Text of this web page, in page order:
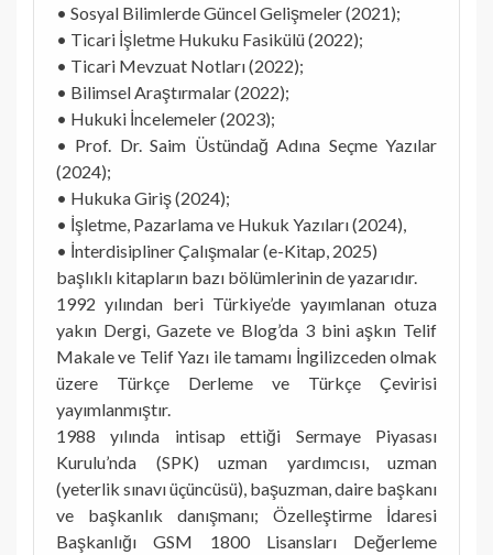
• Sosyal Bilimlerde Güncel Gelişmeler (2021);
• Ticari İşletme Hukuku Fasikülü (2022);
• Ticari Mevzuat Notları (2022);
• Bilimsel Araştırmalar (2022);
• Hukuki İncelemeler (2023);
• Prof. Dr. Saim Üstündağ Adına Seçme Yazılar
(2024);
• Hukuka Giriş (2024);
• İşletme, Pazarlama ve Hukuk Yazıları (2024),
• İnterdisipliner Çalışmalar (e-Kitap, 2025)
başlıklı kitapların bazı bölümlerinin de yazarıdır.
1992 yılından beri Türkiye’de yayımlanan otuza
yakın Dergi, Gazete ve Blog’da 3 bini aşkın Telif
Makale ve Telif Yazı ile tamamı İngilizceden olmak
üzere Türkçe Derleme ve Türkçe Çevirisi
yayımlanmıştır.
1988 yılında intisap ettiği Sermaye Piyasası
Kurulu’nda (SPK) uzman yardımcısı, uzman
(yeterlik sınavı üçüncüsü), başuzman, daire başkanı
ve başkanlık danışmanı; Özelleştirme İdaresi
Başkanlığı GSM 1800 Lisansları Değerleme